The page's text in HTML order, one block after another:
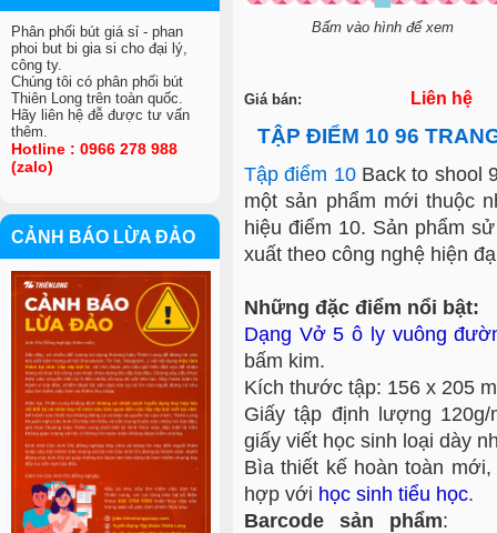
Bấm vào hình để xem
Giá bán: Liên hệ
TẬP ĐIỂM 10 96
Tập điểm 10Back to shool
một sản phẩm mới thuộc
hiệu điểm 10. Sản phẩm
xuất theo công nghệ hiện
Những đặc điểm nổi bật:
Dạng Vở 5 ô ly vuông
bấm kim.
Kích thước tập: 156 x 205
Giấy tập định lượng
giấy viết học sinh loại dày
Bìa thiết kế hoàn toàn
hợp với học sinh tiểu học.
Barcode sản phẩm:
Phân phối bút giá sỉ - phan
phoi but bi gia si cho đại lý,
công ty.
Chúng tôi có phân phối bút
Thiên Long trên toàn quốc.
Hãy liên hệ đễ được tư vấn
thêm.
Hotline : 0966 278 988
(zalo)
CẢNH BÁO LỪA ĐẢO
VIỆC LÀM